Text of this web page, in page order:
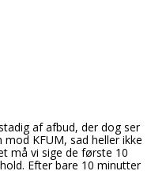
af afbud, der dog ser
KFUM, sad heller ikke
må vi sige de første 10
Efter bare 10 minutter